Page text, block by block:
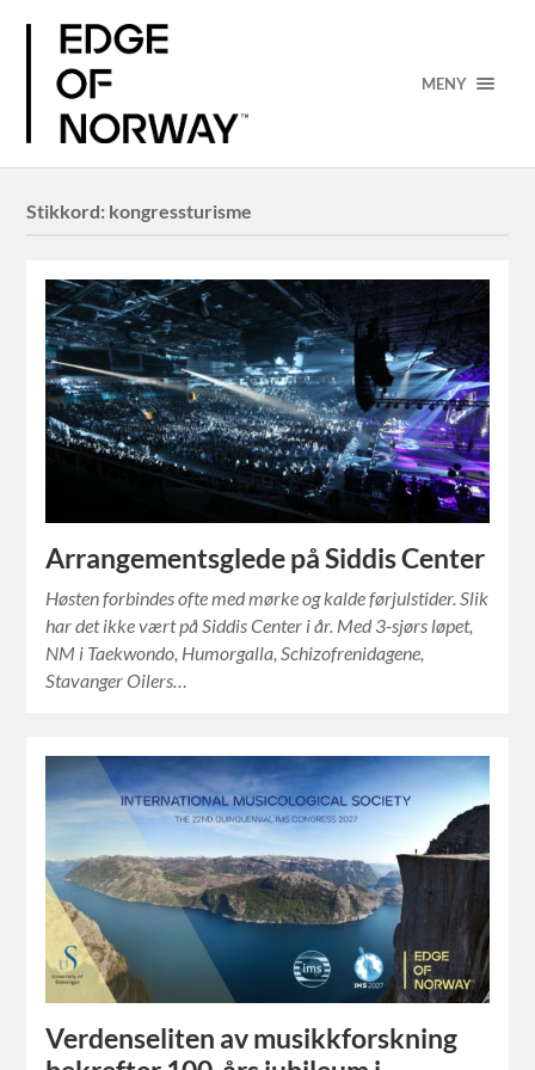
MENY
Stikkord: kongressturisme
Arrangementsglede på Siddis Center
Høsten forbindes ofte med mørke og kalde førjulstider. Slik
har det ikke vært på Siddis Center i år. Med 3-sjørs løpet,
NM i Taekwondo, Humorgalla, Schizofrenidagene,
Stavanger Oilers…
Verdenseliten av musikkforskning